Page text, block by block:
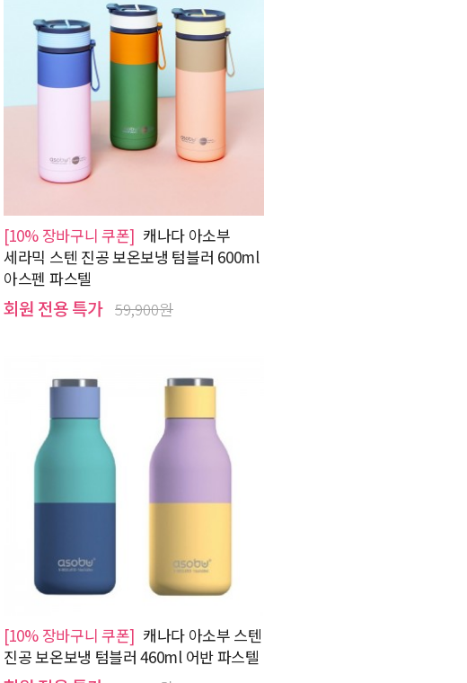
[10% 장바구니 쿠폰] 캐나다 아소부
세라믹 스텐 진공 보온보냉 텀블러 600ml
아스펜 파스텔
회원 전용 특가 59,900원
[10% 장바구니 쿠폰] 캐나다 아소부 스텐
진공 보온보냉 텀블러 460ml 어반 파스텔